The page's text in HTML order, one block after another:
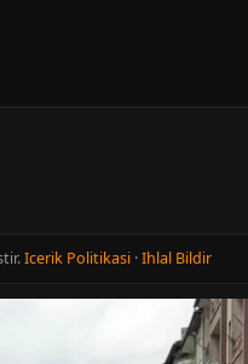
Icerik Politikasi ·Ihlal Bildir